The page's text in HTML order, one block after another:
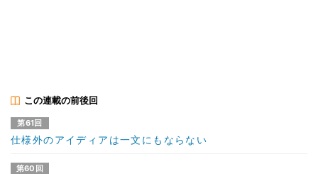
この連載の前後回
第61回
仕様外のアイディアは一文にもならない
第60回